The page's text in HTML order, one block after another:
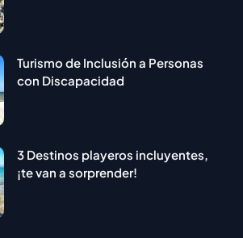
Turismo de Inclusión a Personas
con Discapacidad
3 Destinos playeros incluyentes,
¡te van a sorprender!